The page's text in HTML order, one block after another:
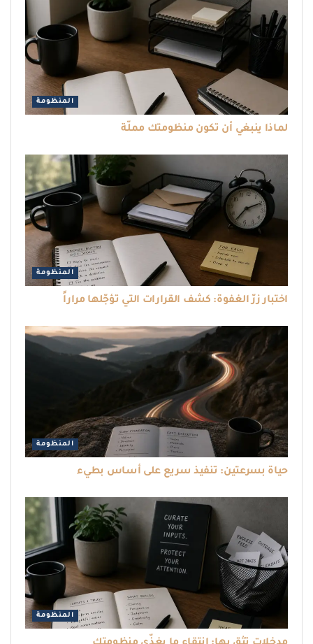
المنظومة
لماذا ينبغي أن تكون منظومتك مملّة
المنظومة
اختبار زرّ الغفوة: كشف القرارات التي تؤجّلها مراراً
المنظومة
حياة بسرعتين: تنفيذ سريع على أساس بطيء
المنظومة